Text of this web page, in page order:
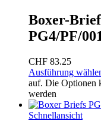
Boxer-
PG4/PF/
CHF 83.25
Ausführung
auf. Die Optionen
werden
Schnellansicht